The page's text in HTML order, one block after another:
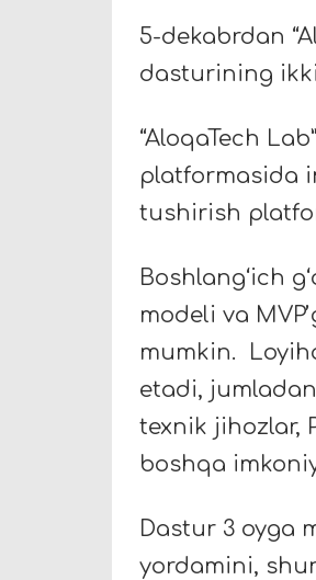
5-dekabrdan “
dasturining
“AloqaTech
platformasida
tushirish
Boshlang‘ich gʻ
modeli va MVPʼ
mumkin.
etadi,
texnik jihozlar,
boshqa
Dastur 3 oyga
yordamini,